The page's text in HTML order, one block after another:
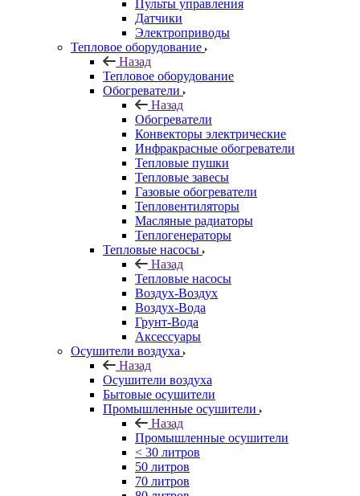
Пульты управления
Датчики
Электроприводы
Тепловое оборудование
Назад
Тепловое оборудование
Обогреватели
Назад
Обогреватели
Конвекторы электрические
Инфракрасные обогреватели
Тепловые пушки
Тепловые завесы
Газовые обогреватели
Тепловентиляторы
Масляные радиаторы
Теплогенераторы
Тепловые насосы
Назад
Тепловые насосы
Воздух-Воздух
Воздух-Вода
Грунт-Вода
Аксессуары
Осушители воздуха
Назад
Осушители воздуха
Бытовые осушители
Промышленные осушители
Назад
Промышленные осушители
< 30 литров
50 литров
70 литров